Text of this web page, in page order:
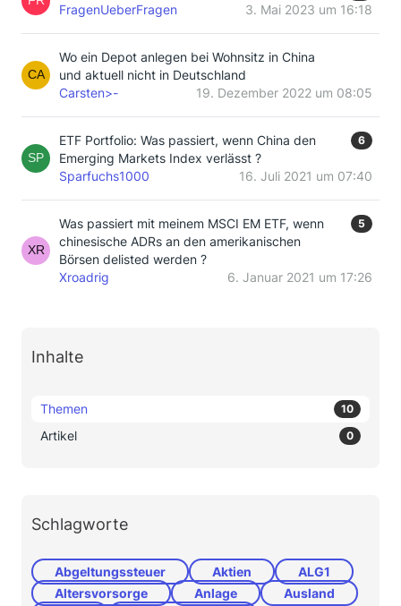
FragenUeberFragen 3. Mai 2023 um 16:18
Wo ein Depot anlegen bei Wohnsitz in China
und aktuell nicht in Deutschland
Carsten>-
19. Dezember 2022 um 08:05
ETF Portfolio: Was passiert, wenn China den
Emerging Markets Index verlässt ?
6
Sparfuchs1000 16. Juli 2021 um 07:40
Was passiert mit meinem MSCI EM ETF, wenn
chinesische ADRs an den amerikanischen
Börsen delisted werden ?
5
Xroadrig 6. Januar 2021 um 17:26
Inhalte
Themen 10
Artikel 0
Schlagworte
Abgeltungssteuer Aktien
ALG1
Altersvorsorge
Anlage
Ausland